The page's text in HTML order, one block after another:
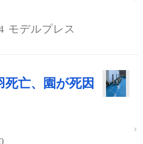
モデルプレス
亡、園が死因